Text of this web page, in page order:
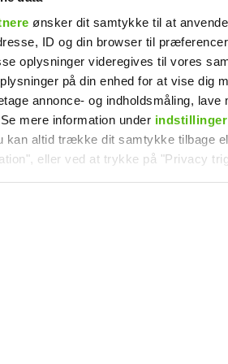
ønsker dit samtykke til at
ID og din browser til
oplysninger videregives til vores
på din enhed for at vise dig
annonce- og indholdsmåling, lave
mere information under indstillinger
kan altid trække dit samtykke tilbage
eller ved at trykke på "Privacy
og cookies fra tredjeparter til at
dine præferencer samt til brug
være far til to:
Deler nyt
perspektiv på livet